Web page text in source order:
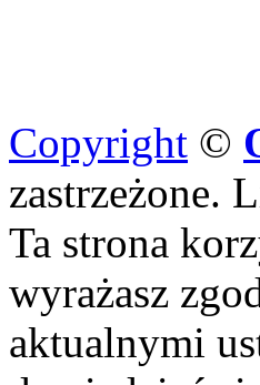
Copyright ©
zastrzeżone.
Ta strona
wyrażasz
aktualnymi